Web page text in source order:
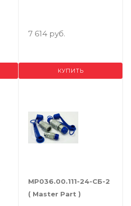
7 614 руб.
КУПИТЬ
МР036.00.111-24-СБ-2
( Мaster Рart )